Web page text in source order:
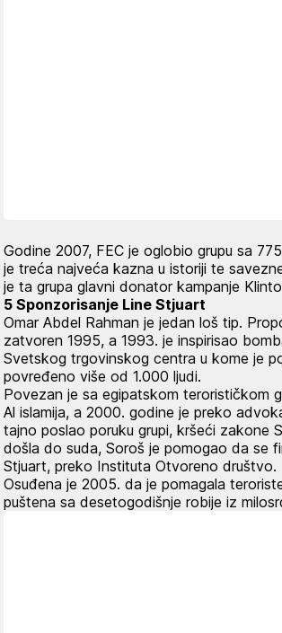
Godine 2007, FEC je oglobio grupu sa
je treća najveća kazna u istoriji te
je ta grupa glavni donator kampanje
5 Sponzorisanje Line Stjuart
Omar Abdel Rahman je jedan loš tip.
zatvoren 1995, a 1993. je inspirisao
Svetskog trgovinskog centra u kome je
povređeno više od 1.000 ljudi.
Povezan je sa egipatskom terorističkom
Al islamija, a 2000. godine je preko
tajno poslao poruku grupi, kršeći zakone
došla do suda, Soroš je pomogao da se
Stjuart, preko Instituta Otvoreno društvo.
Osuđena je 2005. da je pomagala
puštena sa desetogodišnje robije iz